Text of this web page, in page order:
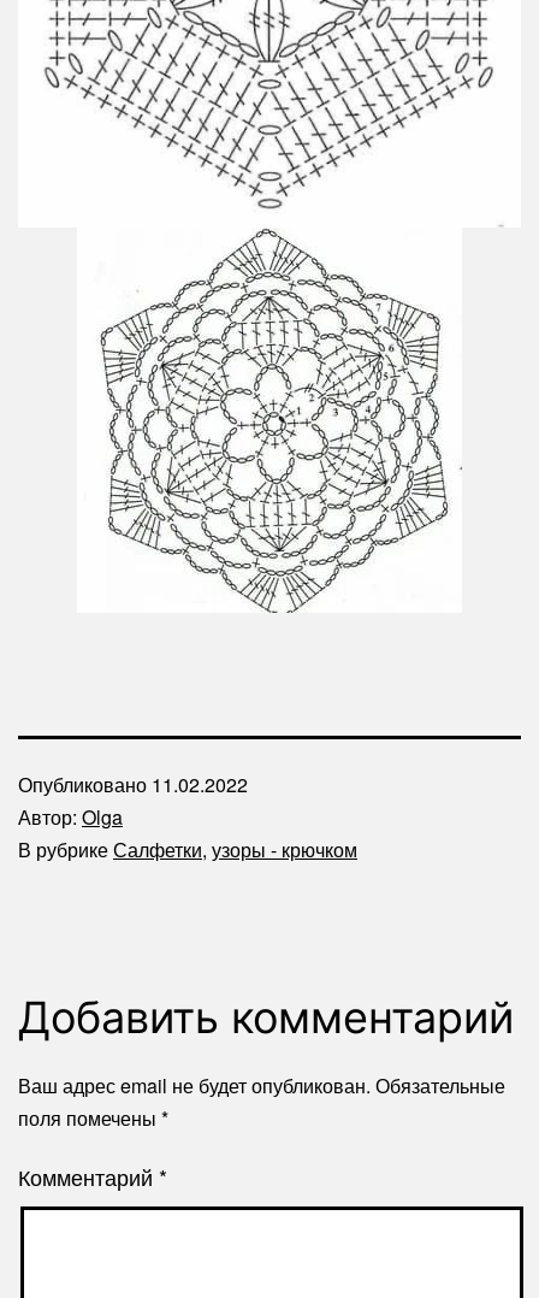
Опубликовано 11.02.2022
Автор: Olga
В рубрикеСалфетки, узоры - крючком
Добавить комментарий
Ваш адрес email не будет опубликован. Обязательные
поля помечены *
Комментарий *